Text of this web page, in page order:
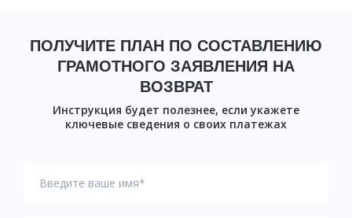
ПОЛУЧИТЕ ПЛАН ПО СОСТАВЛЕНИЮ
ГРАМОТНОГО ЗАЯВЛЕНИЯ НА
ВОЗВРАТ
Инструкция будет полезнее, если укажете
ключевые сведения о своих платежах